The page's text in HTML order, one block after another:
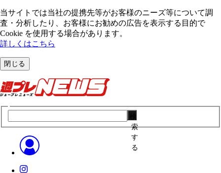
当サイトでは当社の提携先等がお客様のニーズ等について調
査・分析したり、お客様にお勧めの広告を表⽰する⽬的で
Cookie を使⽤する場合があります。
詳しくはこちら
閉じる
索
す
る